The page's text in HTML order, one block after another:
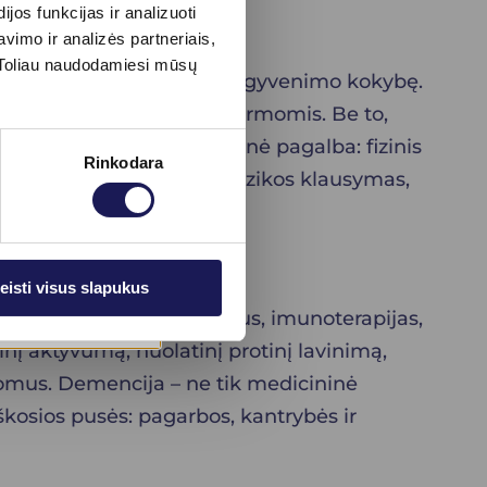
funkcijas ir analizuoti
ir analizės partneriais,
naudodamiesi mūsų
Rinkodara
visus slapukus
ir pagerinti gyvenimo kokybę.
liga ar mišriomis formomis. Be to,
yra nemedikamentinė pagalba: fizinis
– mėgstamos muzikos klausymas,
nagrinėja naujus vaistus, imunoterapijas,
aktyvumą, nuolatinį protinį lavinimą,
Demencija – ne tik medicininė
pusės: pagarbos, kantrybės ir